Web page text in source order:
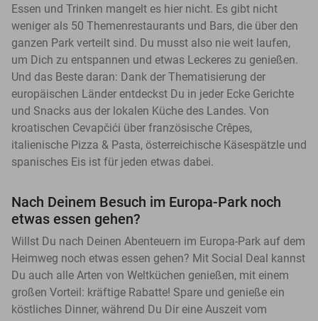
Essen und Trinken mangelt es hier nicht. Es gibt nicht
weniger als 50 Themenrestaurants und Bars, die über den
ganzen Park verteilt sind. Du musst also nie weit laufen,
um Dich zu entspannen und etwas Leckeres zu genießen.
Und das Beste daran: Dank der Thematisierung der
europäischen Länder entdeckst Du in jeder Ecke Gerichte
und Snacks aus der lokalen Küche des Landes. Von
kroatischen Cevapčići über französische Crêpes,
italienische Pizza & Pasta, österreichische Käsespätzle und
spanisches Eis ist für jeden etwas dabei.
Nach Deinem Besuch im Europa-Park noch
etwas essen gehen?
Willst Du nach Deinen Abenteuern im Europa-Park auf dem
Heimweg noch etwas essen gehen? Mit Social Deal kannst
Du auch alle Arten von Weltküchen genießen, mit einem
großen Vorteil: kräftige Rabatte! Spare und genieße ein
köstliches Dinner, während Du Dir eine Auszeit vom